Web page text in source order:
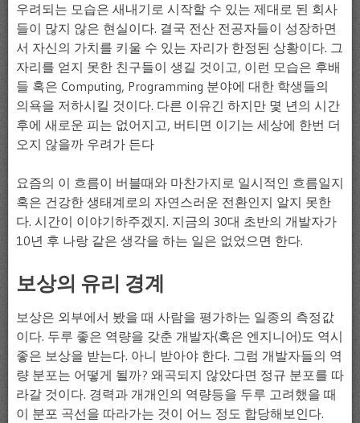
우려되는 모습은 새내기로 시작할 수 있는 제대로 된 회사
들이 많지 않은 현실이다. 결국 전산 전공자들이 성장하면
서 자신의 가치를 키울 수 있는 자리가 한정된 상황이다. 그
자리를 얻지 못한 친구들이 생길 것이고, 이런 모습은 후배
들 혹은 Computing, Programming 분야에 대한 학생들의
의욕을 저하시킬 것이다. 다른 이유긴 하지만 몇 년의 시간
후에 새로운 피는 없어지고, 버티면 이기는 세상에 한번 더
오지 않을까 우려가 든다
요즘의 이 흐름이 버블때와 마찬가지로 일시적인 흐름일지
혹은 건강한 생태계로의 자연스러운 전환인지 알지 못한
다. 시간이 이야기하주겠지. 지금의 30대 초반의 개발자가
10년 후 나랑 같은 생각을 하는 일은 없었으면 한다.
보상의 유리 경계
보상은 외부에서 봤을 때 사람을 평가하는 일종의 측정값
이다. 두루 좋은 역량을 갖춘 개발자(혹은 엔지니어)도 역시
좋은 보상을 받는다. 아니 받아야 한다. 그럼 개발자들의 역
량 분포는 어떻게 될까? 왜곡되지 않았다면 정규 분포를 따
라갈 것이다. 경력과 개개인의 역량등을 두루 고려했을 때
이 분포 곡선을 따라가는 것이 어느 정도 합당해보인다.